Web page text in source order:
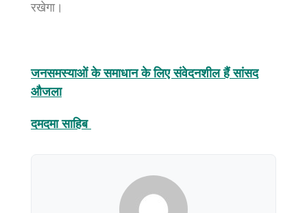
रखेगा।
जनसमस्याओं के समाधान के लिए संवेदनशील हैं सांसद
औजला
दमदमा साहिब